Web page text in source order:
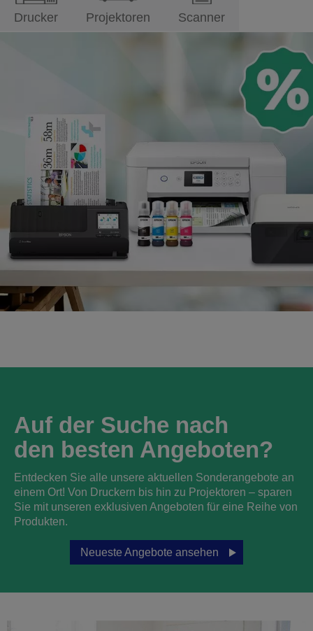
Drucker Projektoren Scanner
Auf der Suche nach
den besten Angeboten?
Entdecken Sie alle unsere aktuellen Sonderangebote an
einem Ort! Von Druckern bis hin zu Projektoren – sparen
Sie mit unseren exklusiven Angeboten für eine Reihe von
Produkten.
Neueste Angebote ansehen